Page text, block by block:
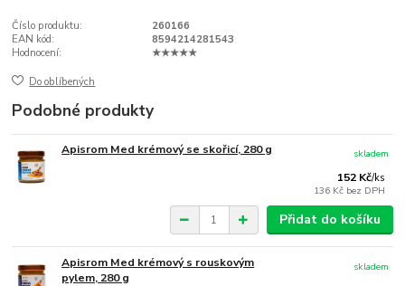
Číslo produktu:
260166
EAN kód:
8594214281543
Hodnocení:
★★★★★
Do oblíbených
Podobné produkty
Apisrom Med krémový se skořicí, 280 g
152 Kč/ks
136 Kč bez DPH
skladem
Přidat do košíku
Apisrom Med krémový s rouskovým
pylem, 280 g
skladem